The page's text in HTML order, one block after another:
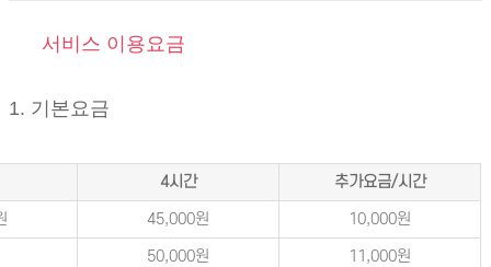
서비스 이용요금
1. 기본요금
4시간
추가요금/시간
45,000원
10,000원
50,000원
11,000원